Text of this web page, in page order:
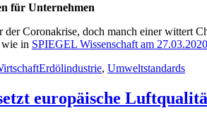
für Unternehmen
Coronakrise, doch manch einer wittert
wie in SPIEGEL Wissenschaft am 27.03.2020
Schlagworte
Erdölindustrie, Umweltstandards
europäische